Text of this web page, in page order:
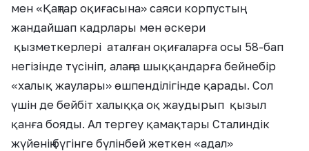
мен «Қаңтар оқиғасына» саяси корпустың
жандайшап кадрлары мен әскери
қызметкерлері аталған оқиғаларға осы 58-бап
негізінде түсініп, алаңға шыққандарға бейнебір
«халық жаулары» өшпенділігінде қарады. Сол
үшін де бейбіт халыққа оқ жаудырып қызыл
қанға бояды. Ал тергеу қамақтары Сталиндік
жүйенің бүгінге бүлінбей жеткен «адал»